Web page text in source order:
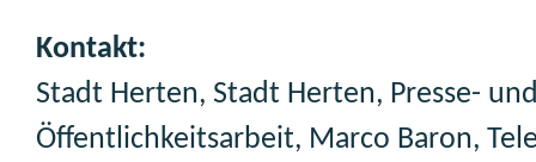
Kontakt:
Stadt Herten, Stadt Herten, Presse-
Öffentlichkeitsarbeit, Marco Baron,